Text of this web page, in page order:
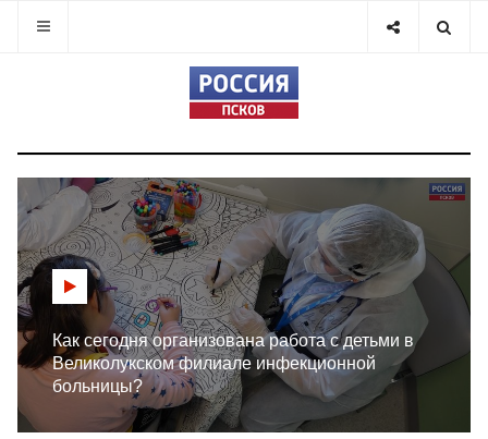
Как сегодня организована работа с детьми в
Великолукском филиале инфекционной
больницы?